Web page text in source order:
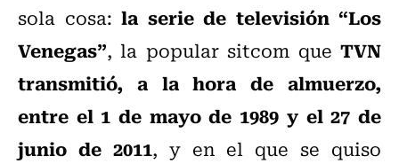
sola cosa: la serie de televisión “Los
Venegas”, la popular sitcom que TVN
transmitió, a la hora de almuerzo,
entre el 1 de mayo de 1989 y el 27 de
junio de 2011, y en el que se quiso